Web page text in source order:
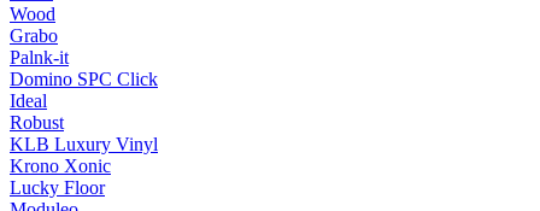
Wood
Grabo
Palnk-it
Domino SPC Click
Ideal
Robust
KLB Luxury Vinyl
Krono Xonic
Lucky Floor